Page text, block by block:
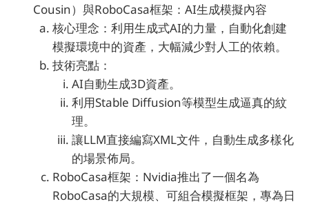
Cousin）與RoboCasa框架：AI生成模擬內容
核心理念：利用生成式AI的力量，自動化創建
模擬環境中的資產，大幅減少對人工的依賴。
技術亮點：
AI自動生成3D資產。
利用Stable Diffusion等模型生成逼真的紋
理。
讓LLM直接編寫XML文件，自動生成多樣化
的場景佈局。
RoboCasa框架：Nvidia推出了一個名為
RoboCasa的大規模、可組合模擬框架，專為日